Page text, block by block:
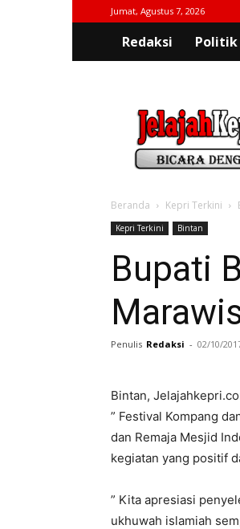
Jumat, Agustus 7, 2026
Redaksi Politik
Beranda Kepri Terkini
Kepri Terkini Bintan
Bupati
Penulis Redaksi - 02/10/
Bintan,
” Festival Kompang
dan Remaja Mesjid
kegiatan yang positif
” Kita apresiasi
ukhuwah islamiah